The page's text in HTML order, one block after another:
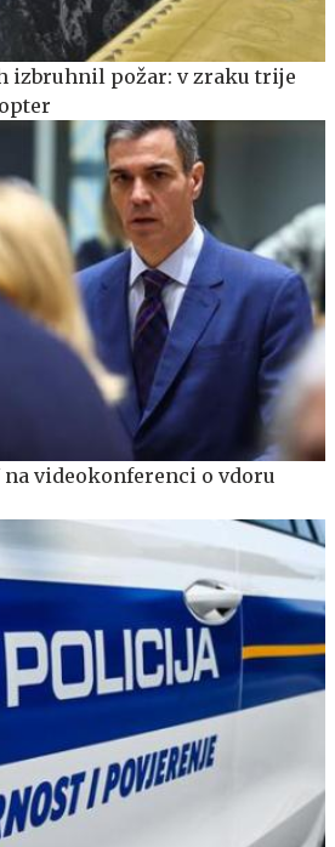
izbruhnil požar: v zraku trije
videokonferenci o vdoru